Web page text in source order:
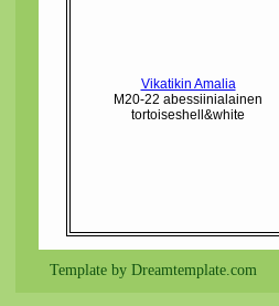
Vikatikin Amalia
M20-22 abessiinialainen
tortoiseshell&white
Template by Dreamtemplate.com